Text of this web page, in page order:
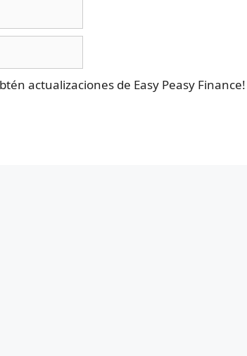
actualizaciones de Easy Peasy Finance!